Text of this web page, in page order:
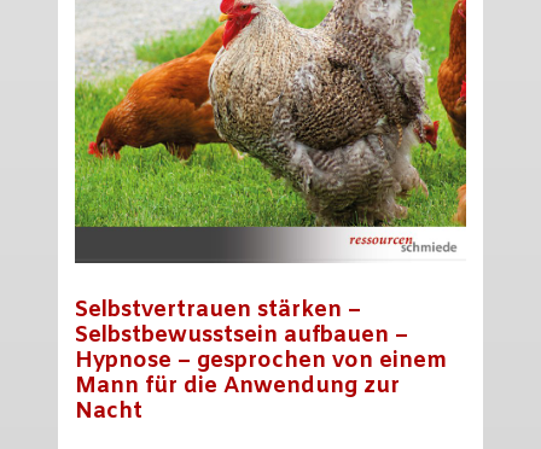
Selbstvertrauen stärken –
Selbstbewusstsein aufbauen –
Hypnose – gesprochen von einem
Mann für die Anwendung zur
Nacht